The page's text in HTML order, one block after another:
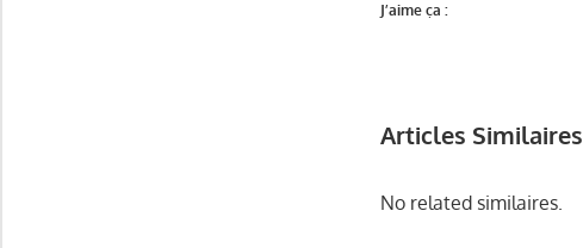
J’aime ça :
Articles Similaires
No related similaires.